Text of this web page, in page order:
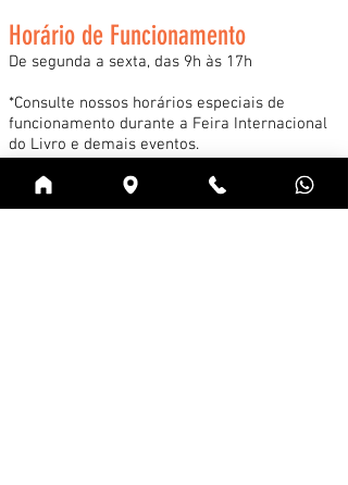
Horário de Funcionamento
De segunda a sexta, das 9h às 17h
*Consulte nossos horários especiais de
funcionamento durante a Feira Internacional
do Livro e demais eventos.